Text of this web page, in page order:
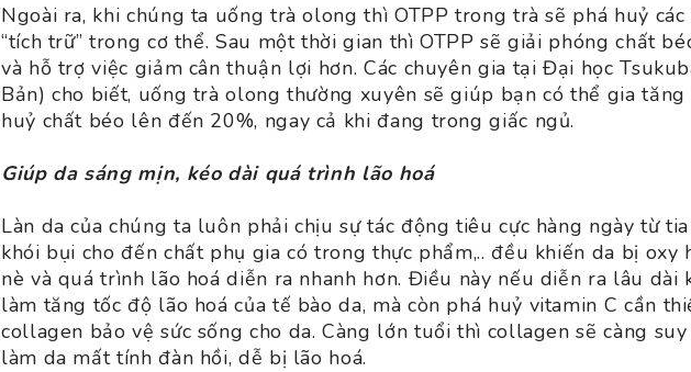
Ngoài ra, khi chúng ta uống trà olong thì OTPP trong trà sẽ phá huỷ
“tích trữ” trong cơ thể. Sau một thời gian thì OTPP sẽ giải phóng chất
và hỗ trợ việc giảm cân thuận lợi hơn. Các chuyên gia tại Đại học
Bản) cho biết, uống trà olong thường xuyên sẽ giúp bạn có thể gia tăng
huỷ chất béo lên đến 20%, ngay cả khi đang trong giấc ngủ.
Giúp da sáng mịn, kéo dài quá trình lão hoá
Làn da của chúng ta luôn phải chịu sự tác động tiêu cực hàng ngày từ
khói bụi cho đến chất phụ gia có trong thực phẩm,.. đều khiến da bị oxy
nè và quá trình lão hoá diễn ra nhanh hơn. Điều này nếu diễn ra lâu dài
làm tăng tốc độ lão hoá của tế bào da, mà còn phá huỷ vitamin C cần
collagen bảo vệ sức sống cho da. Càng lớn tuổi thì collagen sẽ càng
làm da mất tính đàn hồi, dễ bị lão hoá.